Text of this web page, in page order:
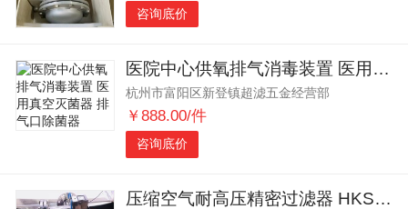
咨询底价
医院中心供氧排气消毒装置 医用真空灭菌器 排气口除菌器
杭州市富阳区新登镇超滤五金经营部
￥888.00/件
咨询底价
压缩空气耐高压精密过滤器 HKSG不锈钢 碳钢材质各类气体